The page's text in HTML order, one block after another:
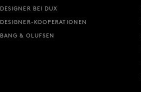
DESIGNER BEI DUX
DESIGNER-KOOPERATIONEN
BANG & OLUFSEN